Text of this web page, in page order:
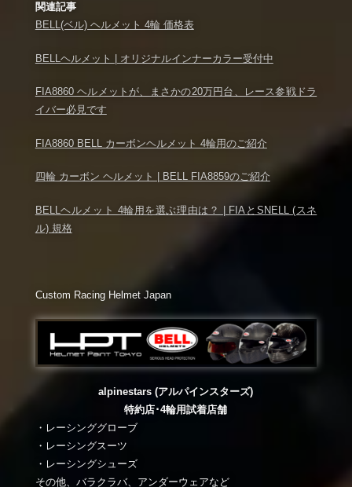
関連記事
BELL(ベル) ヘルメット 4輪 価格表
BELLヘルメット | オリジナルインナーカラー受付中
FIA8860 ヘルメットが、まさかの20万円台、レース参戦ドラ
イバー必見です
FIA8860 BELL カーボンヘルメット 4輪用のご紹介
四輪 カーボン ヘルメット | BELL FIA8859のご紹介
BELLヘルメット 4輪用を選ぶ理由は？ | FIAとSNELL (スネ
ル) 規格
Custom Racing Helmet Japan
alpinestars (アルパインスターズ)
特約店･4輪用試着店舗
・レーシンググローブ
・レーシングスーツ
・レーシングシューズ
その他、バラクラバ、アンダーウェアなど